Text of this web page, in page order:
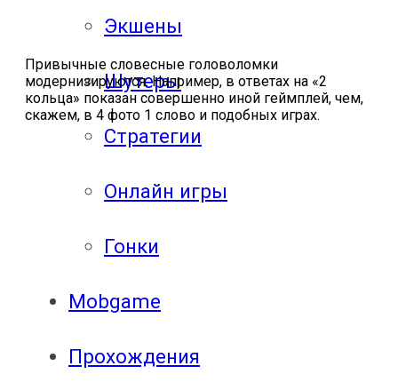
Экшены
Шутеры
Стратегии
Онлайн игры
Гонки
Mobgame
Прохождения
Привычные словесные головоломки
модернизируются. Например, в ответах на «2
кольца» показан совершенно иной геймплей, чем,
скажем, в 4 фото 1 слово и подобных играх.